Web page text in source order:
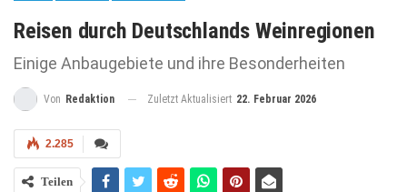
Reisen durch Deutschlands Weinregionen
Einige Anbaugebiete und ihre Besonderheiten
Von Redaktion Zuletzt Aktualisiert 22. Februar 2026
2.285
Teilen